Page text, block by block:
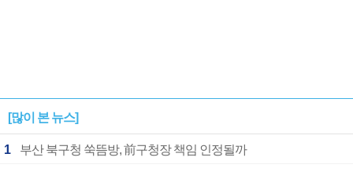
[많이 본 뉴스]
1 부산 북구청 쑥뜸방, 前구청장 책임 인정될까